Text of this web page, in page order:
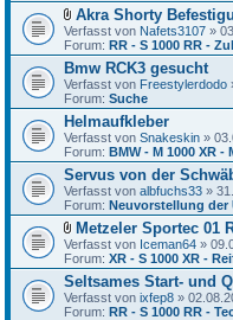
Akra Shorty
Verfasst von Nafets3107 »
Forum: RR - S 1000 RR -
Bmw RCK3 gesucht
Verfasst von Freestylerdodo
Forum: Suche
Helmaufkleber
Verfasst von Snakeskin »
Forum: BMW - M 1000 XR -
Servus von der
Verfasst von albfuchs33 »
Forum: Neuvorstellung der
Metzeler Sportec 01
Verfasst von Iceman64 »
Forum: XR - S 1000 XR -
Seltsames Start- und
Verfasst von ixfep8 »
Forum: RR - S 1000 RR -